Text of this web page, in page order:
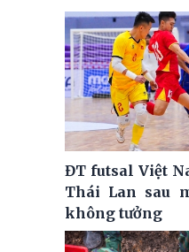
ĐT futsal Việt
Thái Lan sau
không tưởng